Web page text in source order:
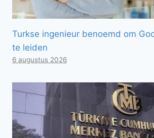
Turkse ingenieur benoemd om
te leiden
6 augustus 2026